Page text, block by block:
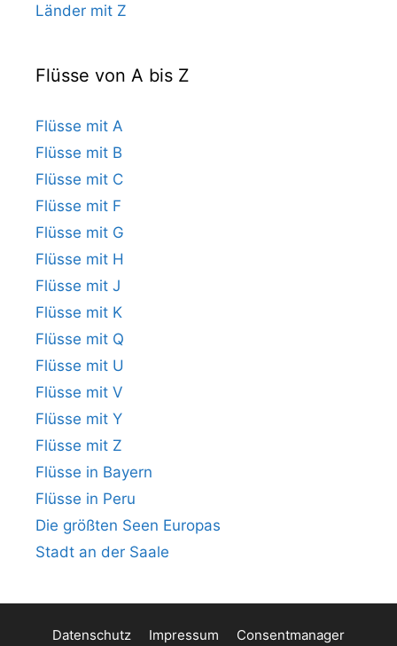
Länder mit Z
Flüsse von A bis Z
Flüsse mit A
Flüsse mit B
Flüsse mit C
Flüsse mit F
Flüsse mit G
Flüsse mit H
Flüsse mit J
Flüsse mit K
Flüsse mit Q
Flüsse mit U
Flüsse mit V
Flüsse mit Y
Flüsse mit Z
Flüsse in Bayern
Flüsse in Peru
Die größten Seen Europas
Stadt an der Saale
Datenschutz Impressum Consentmanager